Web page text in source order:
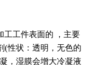
工件表面的 ，主要
(性状：透明，无色的
，湿膜会增大冷凝液